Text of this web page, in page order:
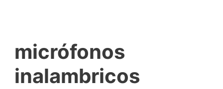
micrófonos
inalambricos